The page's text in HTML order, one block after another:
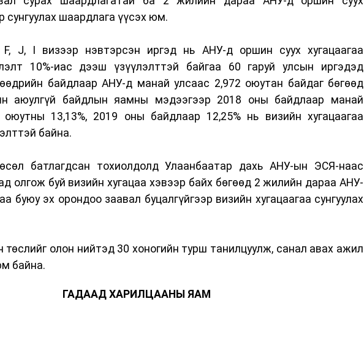
сунгуулах шаардлага үүсэх юм.
J, I визээр нэвтэрсэн иргэд нь АНУ-д оршин суух хугацаагаа
10%-иас дээш үзүүлэлттэй байгаа 60 гаруй улсын иргэдэд
байдлаар АНУ-д манай улсаас 2,972 оюутан байдаг бөгөөд
аюулгүй байдлын яамны мэдээгээр 2018 оны байдлаар манай
13,13%, 2019 оны байдлаар 12,25% нь визийн хугацаагаа
байна.
батлагдсан тохиолдолд Улаанбаатар дахь АНУ-ын ЭСЯ-наас
олгож буй визийн хугацаа хэвээр байх бөгөөд 2 жилийн дараа АНУ-
буюу эх орондоо заавал буцалгүйгээр визийн хугацаагаа сунгуулах
олон нийтэд 30 хоногийн турш танилцуулж, санал авах ажил
байна.
ГАДААД ХАРИЛЦААНЫ ЯАМ